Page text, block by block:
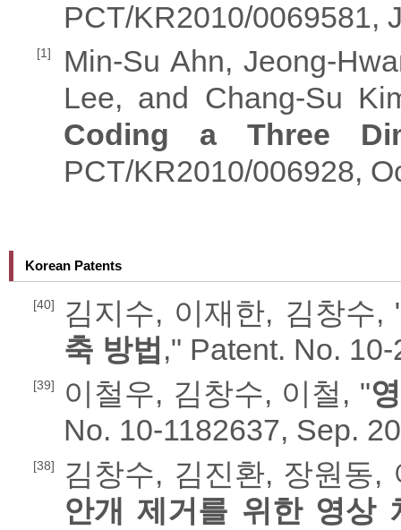
PCT/KR2010/0069581,
[1]
Min-Su Ahn, Jeong-
Lee, and Chang-Su
Coding a Three
PCT/KR2010/006928,
Korean Patents
[40]
김지수, 이재한, 김창수,
축 방법," Patent. No.
[39] 이철우, 김창수, 이철, "
No. 10-1182637, Sep.
[38]
김창수, 김진환, 장원동,
안개 제거를 위한 영상